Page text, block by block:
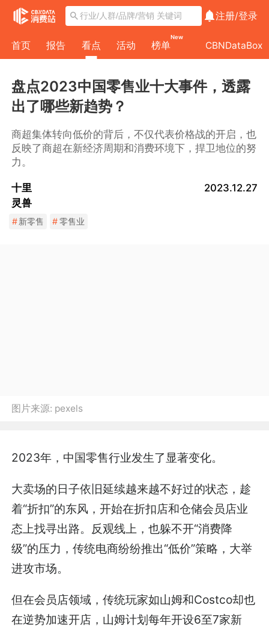
注册/登录
首页 报告 看点 活动 榜单
New
CBNDataBox
盘点2023中国零售业十大事件，透露
出了哪些新趋势？
商超集体转向低价的背后，不仅代表价格战的开启，也
反映了商超在新经济周期和消费环境下，捍卫地位的努
力。
十里
灵兽
2023.12.27
#新零售 #零售业
图片来源: pexels
2023年，中国零售行业发生了显著变化。
大卖场的日子依旧延续越来越不好过的状态，趁
着“折扣”的东风，开始在折扣店和仓储会员店业
态上找寻出路。反观线上，也躲不开“消费降
级”的压力，传统电商纷纷推出“低价”策略，大举
进攻市场。
但在会员店领域，传统玩家如山姆和Costco却也
在逆势加速开店，山姆计划每年开设6至7家新